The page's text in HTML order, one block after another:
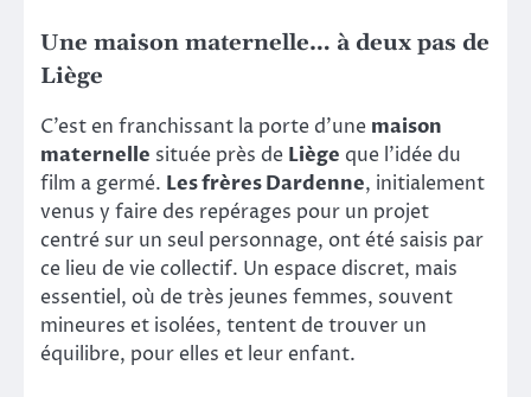
Une maison maternelle… à deux pas de
Liège
C’est en franchissant la porte d’une maison
maternelle située près de Liège que l’idée du
film a germé. Les frères Dardenne, initialement
venus y faire des repérages pour un projet
centré sur un seul personnage, ont été saisis par
ce lieu de vie collectif. Un espace discret, mais
essentiel, où de très jeunes femmes, souvent
mineures et isolées, tentent de trouver un
équilibre, pour elles et leur enfant.